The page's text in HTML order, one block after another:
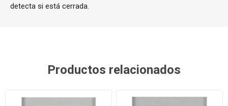
detecta si está cerrada.
Productos relacionados